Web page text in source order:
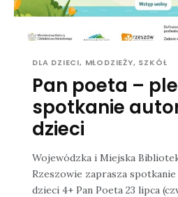
DLA DZIECI, MŁODZIEŻY, SZKÓŁ
Pan poeta –
spotkanie
dzieci
Wojewódzka i Miejska
Rzeszowie zaprasza
dzieci 4+ Pan Poeta 23 lipca (czwartek) 2026 r., godz.